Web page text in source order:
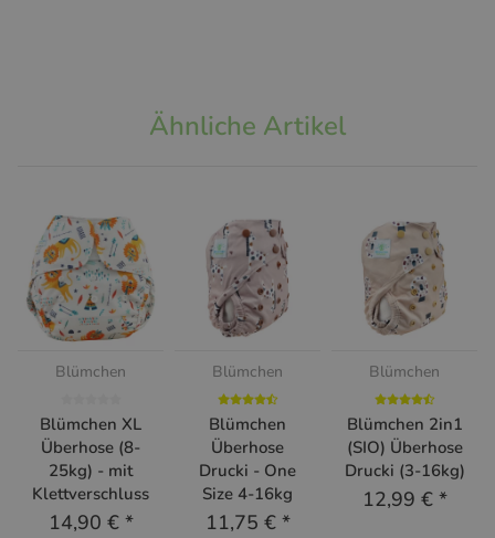
Ähnliche Artikel
Blümchen
Blümchen XL
Überhose (8-
25kg) - mit
Klettverschluss
14,90 € *
Blümchen
Blümchen
Überhose
Drucki - One
Size 4-16kg
11,75 € *
Blümchen
Blümchen 2in1
(SIO) Überhose
Drucki (3-16kg)
12,99 € *